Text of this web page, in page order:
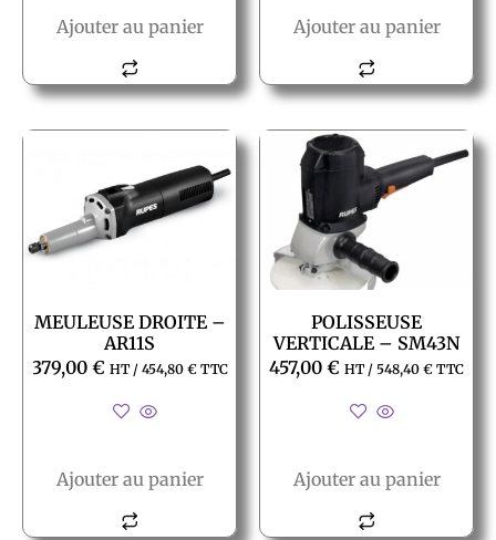
Ajouter au panier Ajouter au panier
MEULEUSE DROITE –
AR11S
379,00 € HT / 454,80 €TTC
Ajouter au panier
POLISSEUSE
VERTICALE – SM43N
457,00 € HT / 548,40 € TTC
Ajouter au panier